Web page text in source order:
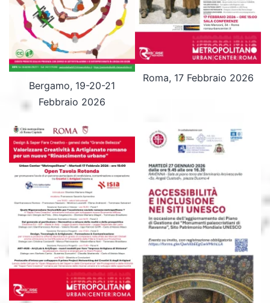
Bergamo, 19-20-21
Febbraio 2026
Roma, 17 Febbraio 2026